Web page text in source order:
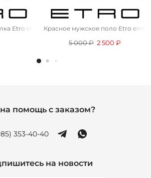
Etro embroidered-logo
Красное мужское поло Etro
5 000 ₽ 2 500 ₽
помощь с заказом?
353-40-40
на новости